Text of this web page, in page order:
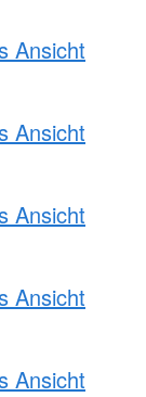
Ansicht
Ansicht
Ansicht
Ansicht
Ansicht